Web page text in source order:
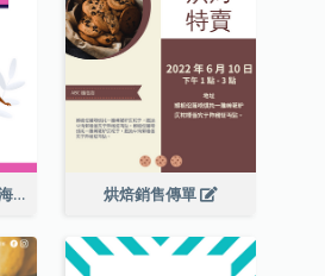
國際家庭日優惠宣傳海報 烘焙銷售傳單